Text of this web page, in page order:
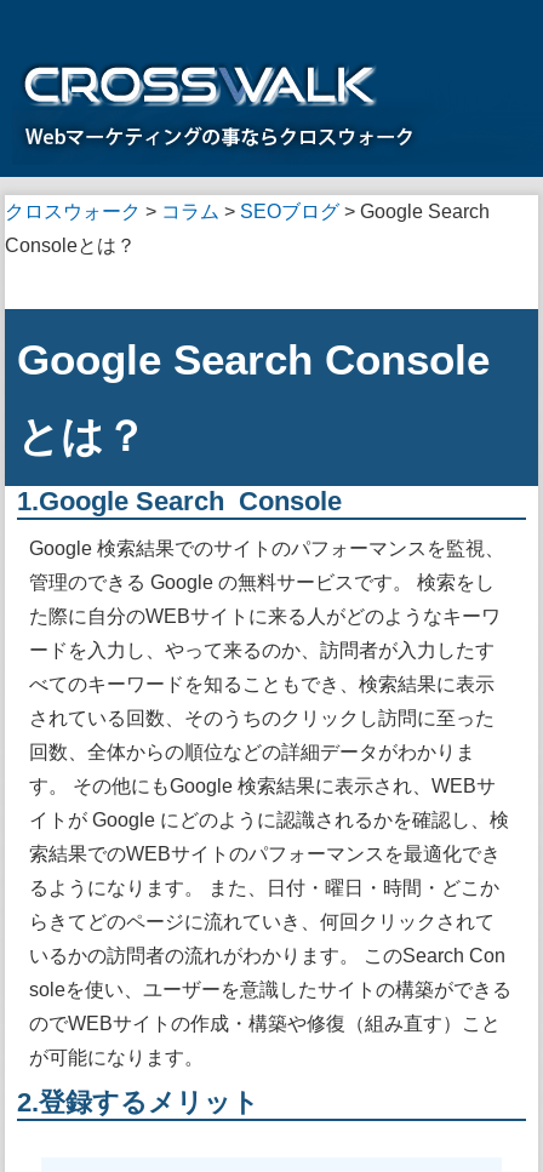
クロスウォーク > コラム > SEOブログ >Google Search
Consoleとは？
Google Search Console
とは？
1.Google Search Console
Google 検索結果でのサイトのパフォーマンスを監視、
管理のできる Google の無料サービスです。 検索をし
た際に自分のWEBサイトに来る人がどのようなキーワ
ードを入力し、やって来るのか、訪問者が入力したす
べてのキーワードを知ることもでき、検索結果に表示
されている回数、そのうちのクリックし訪問に至った
回数、全体からの順位などの詳細データがわかりま
す。 その他にもGoogle 検索結果に表示され、WEBサ
イトが Google にどのように認識されるかを確認し、検
索結果でのWEBサイトのパフォーマンスを最適化でき
るようになります。 また、日付・曜日・時間・どこか
らきてどのページに流れていき、何回クリックされて
いるかの訪問者の流れがわかります。 このSearch Con
soleを使い、ユーザーを意識したサイトの構築ができる
のでWEBサイトの作成・構築や修復（組み直す）こと
が可能になります。
2.登録するメリット